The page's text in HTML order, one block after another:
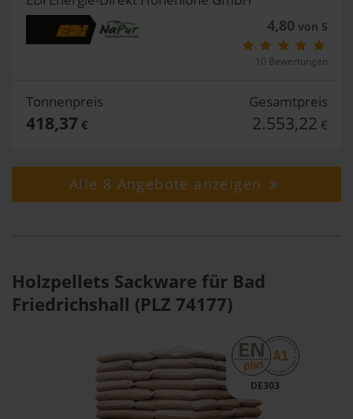
4,80 von 5
10 Bewertungen
Tonnenpreis
418,37 €
Gesamtpreis
2.553,22 €
Alle 8 Angebote anzeigen
Holzpellets Sackware für Bad
Friedrichshall (PLZ 74177)
DE303